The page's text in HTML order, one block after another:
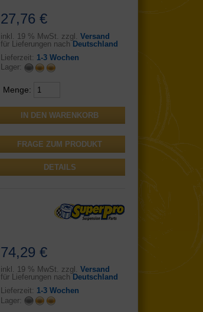
27,76 €
inkl. 19 % MwSt. zzgl. Versand
für Lieferungen nachDeutschland
Lieferzeit: 1-3 Wochen
Lager:
Menge:
FRAGE ZUM PRODUKT
DETAILS
74,29 €
inkl. 19 % MwSt. zzgl. Versand
für Lieferungen nach Deutschland
Lieferzeit: 1-3 Wochen
Lager: